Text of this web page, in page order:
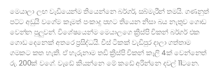
මෙයාලා ලඟ වැඩියෙන්ම තියෙන්නෙ බර්ගර්, සබ්මැරීන් තමයි. ගණනුත්
පට්ට අඩුයි වගේම කෑමත් පංකාදු පහට තියෙන නිසා බය නැතුව ගොඩ
වෙන්න පුලුවන්. විශේෂයෙන්ම මෙයාලගෙ ක්‍රිස්පි චිකන් බර්ගර් එක
ගොඩ දෙනෙක් අතරෙ ප්‍රසිද්ධයි. චීස් ටිකක් වැඩිපුර දාලා ගත්තාම
ගමකට කත හැකි. ඒ හැරුනාම තඩි ක්‍රිස්පි චිකන් කෑලි 4ක් වෙන්නෙත්
රු. 200ක් වගේ. වැඩේ කියන්නෙ මේ කඩේ අරින්නෙ දවල් 11ටනෙ.